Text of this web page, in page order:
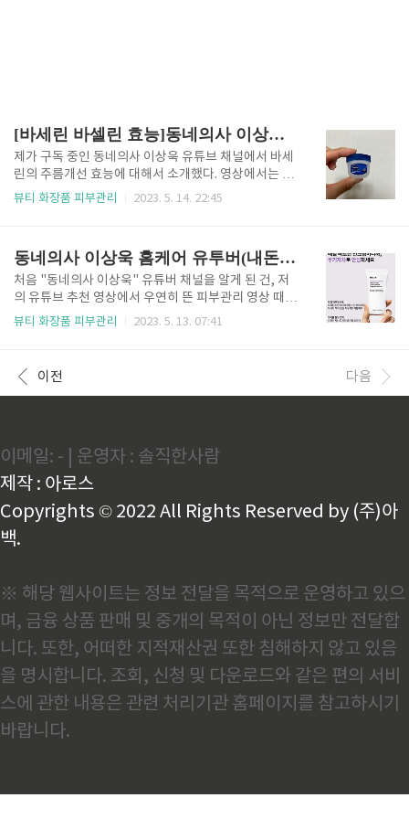
[바세린 바셀린 효능]동네의사 이상욱 유튜브 홈케어
제가 구독 중인 동네의사 이상욱 유튜브 채널에서 바세
린의 주름개선 효능에 대해서 소개했다. 영상에서는 우
리에게 정말 익숙한 바세린을 얼굴과 손, 목을 바르면
굴 주름에 효과가 있을까요? | 강남 피부과 원장이 알려
드립니다 - YouTube바세린의 발견 및 성분영상내용
을 말하기 앞서 바세린의 간략한 역사를 알아보면 19세
기 중반에 로버트 체스브로가 유전시설에서 노동자들
이 파이프에 낀 찌꺼기를 연고처럼 사용하는 것을 보게
어서 상용화를 시켰다. 근데 석유를 정제하면서 나오는
성분에는 페트롤라툼..
뷰티 화장품 피부관리 2023. 5. 14. 22:45
동네의사 이상욱 홈케어 유투버(내돈내산 로벡틴 선크림 추천)
처음 "동네의사 이상욱" 유튜버 채널을 알게 된 건, 저
의 유튜브 추천 영상에서 우연히 뜬 피부관리 영상 때문
이었습니다. 그 영상을 보고, 비싼 시술보다 저렴한 홈
게 되어 처음부터 영상을 정주행 해야겠다고 생각했습
니다. 목차 1. 동네의사 이상욱에 대해서 2. 선크림에
이상욱에 대해서 이 분은 유년시절은 꽤나 유복하게 살
았는데 집이 중학교부터 안 좋게 되었다고 합니다. 대학
교 이후 의사가 되기 위해 의학전문대학원을 갔습니..
뷰티 화장품 피부관리 2023. 5. 13. 07:41
이전 다음
이메일: - | 운영자 : 솔직한사람
제작 : 아로스
Copyrights © 2022 All Rights Reserved by (주)아
백.
※ 해당 웹사이트는 정보 전달을 목적으로 운영하고 있으
며, 금융 상품 판매 및 중개의 목적이 아닌 정보만 전달합
니다. 또한, 어떠한 지적재산권 또한 침해하지 않고 있음
을 명시합니다. 조회, 신청 및 다운로드와 같은 편의 서비
스에 관한 내용은 관련 처리기관 홈페이지를 참고하시기
바랍니다.